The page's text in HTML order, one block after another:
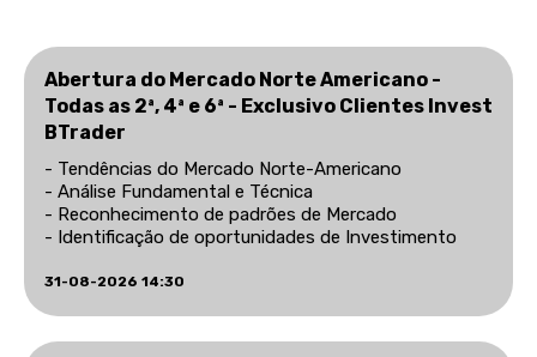
Abertura do Mercado Norte Americano -
Todas as 2ª, 4ª e 6ª - Exclusivo Clientes Invest
BTrader
- Tendências do Mercado Norte-Americano
- Análise Fundamental e Técnica
- Reconhecimento de padrões de Mercado
- Identificação de oportunidades de Investimento
31-08-2026 14:30